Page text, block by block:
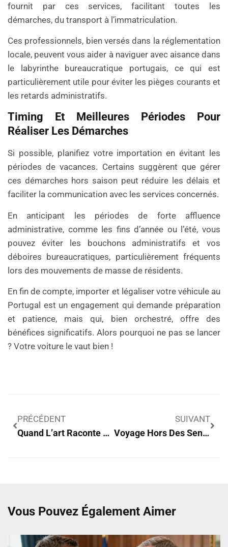
fournit par ces services, facilitant toutes les
démarches, du transport à l’immatriculation.
Ces professionnels, bien versés dans la réglementation
locale, peuvent vous aider à naviguer avec aisance dans
le labyrinthe bureaucratique portugais, ce qui est
particulièrement utile pour éviter les pièges courants et
les retards administratifs.
Timing Et Meilleures Périodes Pour
Réaliser Les Démarches
Si possible, planifiez votre importation en évitant les
périodes de vacances. Certains suggèrent que gérer
ces démarches hors saison peut réduire les délais et
faciliter la communication avec les services concernés.
En anticipant les périodes de forte affluence
administrative, comme les fins d’année ou l’été, vous
pouvez éviter les bouchons administratifs et vos
déboires bureaucratiques, particulièrement fréquents
lors des mouvements de masse de résidents.
En fin de compte, importer et légaliser votre véhicule au
Portugal est un engagement qui demande préparation
et patience, mais qui, bien orchestré, offre des
bénéfices significatifs. Alors pourquoi ne pas se lancer
? Votre voiture le vaut bien !
PRÉCÉDENT
Quand L’art Raconte Notre Voyage : Une Évasion Sensorielle Inattendue
SUIVANT
Voyage Hors Des Sentiers Battus : Quand Créativité Et Découverte S’entrelacent
Vous Pouvez Également Aimer